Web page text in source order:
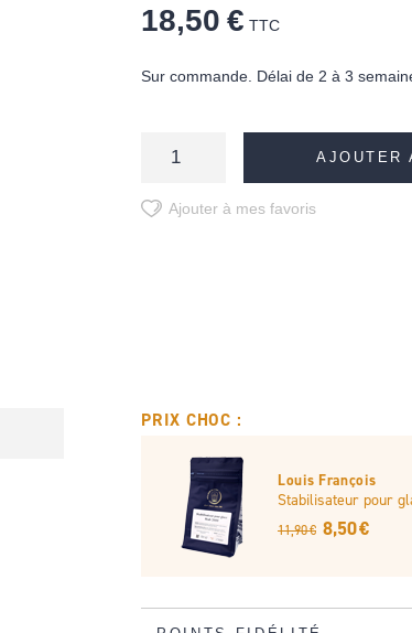
18,50 € TTC
Sur commande. Délai de 2 à 3
AJOUTER
Ajouter à mes favoris
PRIX CHOC :
Louis François
Stabilisateur pour
11,90 € 8,50 €